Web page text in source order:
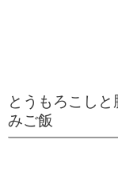
とうもろこし
みご飯